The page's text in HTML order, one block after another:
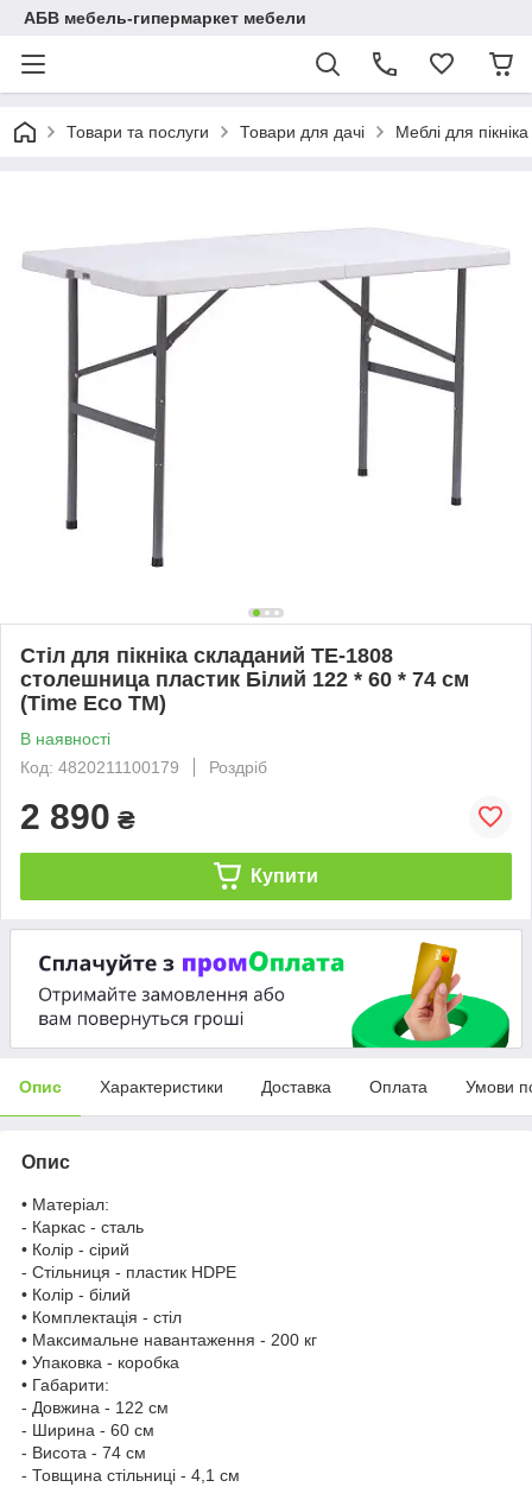
АБВ мебель-гипермаркет мебели
Товари та послуги Товари для дачі Меблі для
Стіл для пікніка складаний TE-1808
столешница пластик Білий 122 * 60 * 74 см
(Time Eco TM)
В наявності
Код: 4820211100179
Роздріб
2 890 ₴
Купити
Опис Характеристики Доставка Оплата Умови
Опис
• Матеріал:
- Каркас - сталь
• Колір - сірий
- Стільниця - пластик HDPE
• Колір - білий
• Комплектація - стіл
• Максимальне навантаження - 200 кг
• Упаковка - коробка
• Габарити:
- Довжина - 122 см
- Ширина - 60 см
- Висота - 74 см
- Товщина стільниці - 4,1 см